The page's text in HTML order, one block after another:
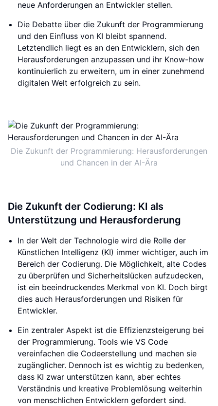
neue Anforderungen an Entwickler stellen.
Die Debatte über die Zukunft der Programmierung
und den Einfluss von KI bleibt spannend.
Letztendlich liegt es an den Entwicklern, sich den
Herausforderungen anzupassen und ihr Know-how
kontinuierlich zu erweitern, um in einer zunehmend
digitalen Welt erfolgreich zu sein.
Die Zukunft der Programmierung: Herausforderungen
und Chancen in der AI-Ära
Die Zukunft der Codierung: KI als
Unterstützung und Herausforderung
In der Welt der Technologie wird die Rolle der
Künstlichen Intelligenz (KI) immer wichtiger, auch im
Bereich der Codierung. Die Möglichkeit, alte Codes
zu überprüfen und Sicherheitslücken aufzudecken,
ist ein beeindruckendes Merkmal von KI. Doch birgt
dies auch Herausforderungen und Risiken für
Entwickler.
Ein zentraler Aspekt ist die Effizienzsteigerung bei
der Programmierung. Tools wie VS Code
vereinfachen die Codeerstellung und machen sie
zugänglicher. Dennoch ist es wichtig zu bedenken,
dass KI zwar unterstützen kann, aber echtes
Verständnis und kreative Problemlösung weiterhin
von menschlichen Entwicklern gefordert sind.